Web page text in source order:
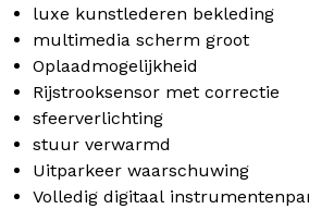
luxe kunstlederen bekleding
multimedia scherm groot
Oplaadmogelijkheid
Rijstrooksensor met correctie
sfeerverlichting
stuur verwarmd
Uitparkeer waarschuwing
Volledig digitaal